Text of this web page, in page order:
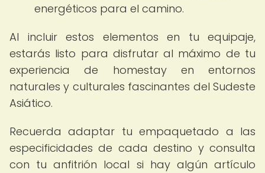
energéticos para el camino.
Al incluir estos elementos en tu equipaje,
estarás listo para disfrutar al máximo de tu
experiencia de homestay en entornos
naturales y culturales fascinantes del Sudeste
Asiático.
Recuerda adaptar tu empaquetado a las
especificidades de cada destino y consulta
con tu anfitrión local si hay algún artículo